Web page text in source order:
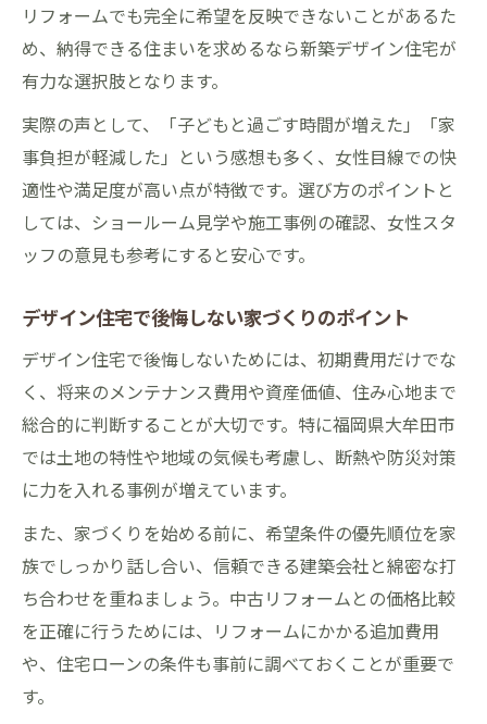
リフォームでも完全に希望を反映できないことがあるた
め、納得できる住まいを求めるなら新築デザイン住宅が
有力な選択肢となります。
実際の声として、「子どもと過ごす時間が増えた」「家
事負担が軽減した」という感想も多く、女性目線での快
適性や満足度が高い点が特徴です。選び方のポイントと
しては、ショールーム見学や施工事例の確認、女性スタ
ッフの意見も参考にすると安心です。
デザイン住宅で後悔しない家づくりのポイント
デザイン住宅で後悔しないためには、初期費用だけでな
く、将来のメンテナンス費用や資産価値、住み心地まで
総合的に判断することが大切です。特に福岡県大牟田市
では土地の特性や地域の気候も考慮し、断熱や防災対策
に力を入れる事例が増えています。
また、家づくりを始める前に、希望条件の優先順位を家
族でしっかり話し合い、信頼できる建築会社と綿密な打
ち合わせを重ねましょう。中古リフォームとの価格比較
を正確に行うためには、リフォームにかかる追加費用
や、住宅ローンの条件も事前に調べておくことが重要で
す。